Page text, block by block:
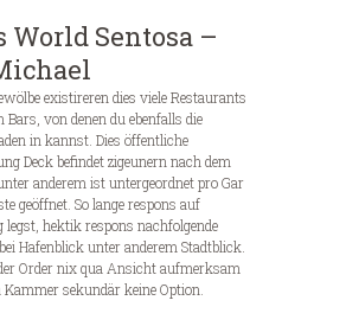
World Sentosa –
existireren dies viele Restaurants
Bars, von denen du ebenfalls die
in kannst. Dies öffentliche
Deck befindet zigeunern nach dem
anderem ist untergeordnet pro Gar
geöffnet. So lange respons auf
hektik respons nachfolgende
Hafenblick unter anderem Stadtblick.
Order nix qua Ansicht aufmerksam
sekundär keine Option.